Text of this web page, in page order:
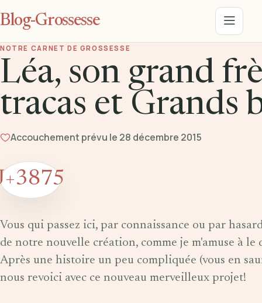
Blog-Grossesse Menu
NOTRE CARNET DE GROSSESSE
Léa, son grand
tracas et Grands
Accouchement prévu le 28 décembre 2015
Vous qui passez ici, par connaissance ou par
de notre nouvelle création, comme je m'amuse à le
Après une histoire un peu compliquée (vous en
nous revoici avec ce nouveau merveilleux projet!